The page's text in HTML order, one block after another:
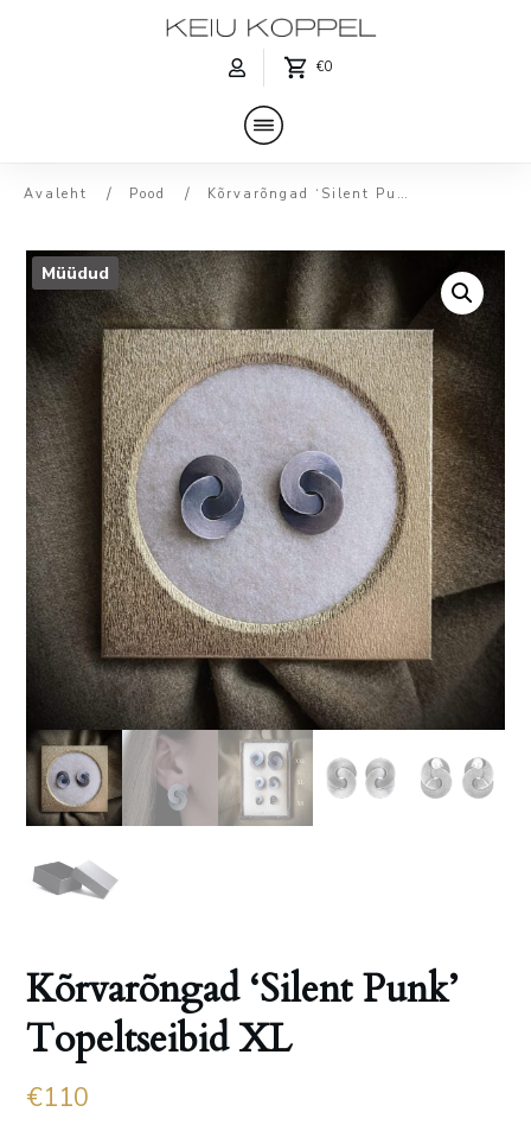
€0
Avaleht / Pood / Kõrvarõngad ‘Silent Punk’ Topeltseibid XL
Müüdud
Kõrvarõngad ‘Silent Punk’
Topeltseibid XL
€110